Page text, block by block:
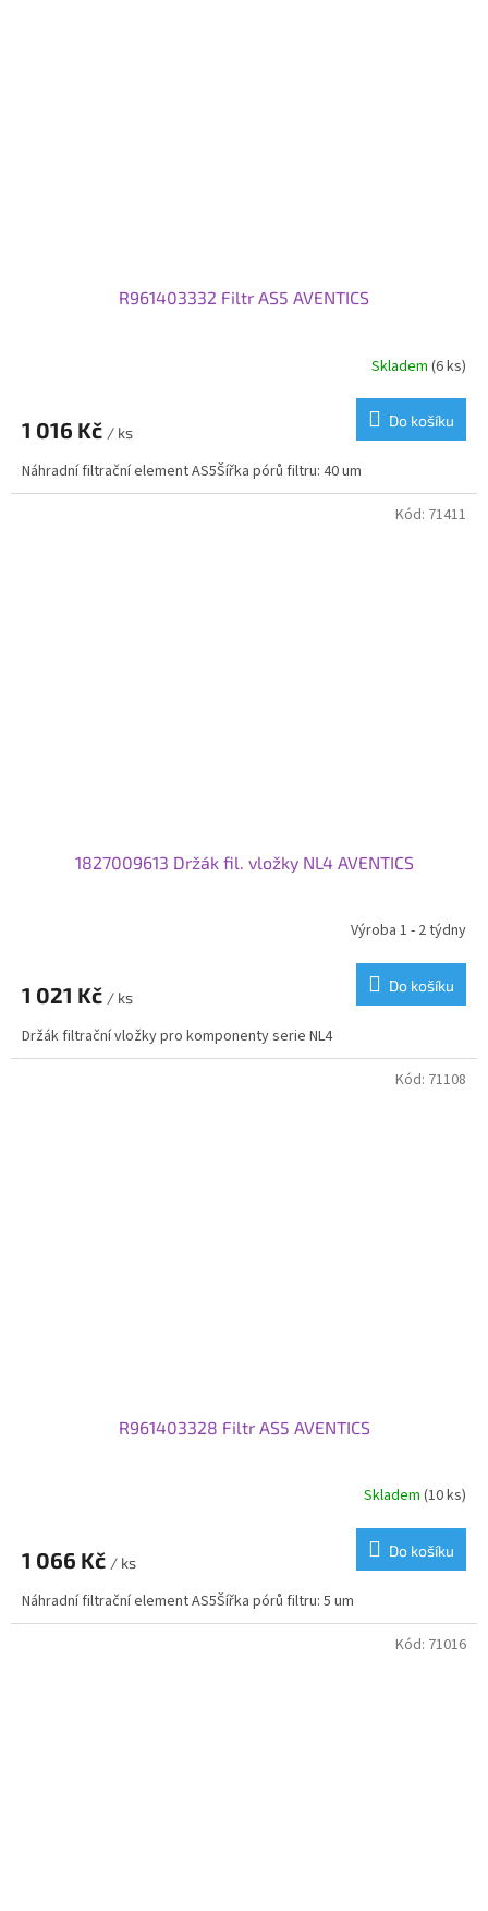
R961403332 Filtr AS5 AVENTICS
Skladem (6 ks)
1 016 Kč / ks
Do košíku
Náhradní filtrační element AS5Šířka pórů filtru: 40 um
1827009613 Držák fil. vložky NL4 AVENTICS
Výroba 1 - 2 týdny
1 021 Kč / ks
Do košíku
Držák filtrační vložky pro komponenty serie NL4
Kód: 71411
R961403328 Filtr AS5 AVENTICS
Skladem (10 ks)
1 066 Kč / ks
Do košíku
Náhradní filtrační element AS5Šířka pórů filtru: 5 um
Kód: 71108
Kód: 71016